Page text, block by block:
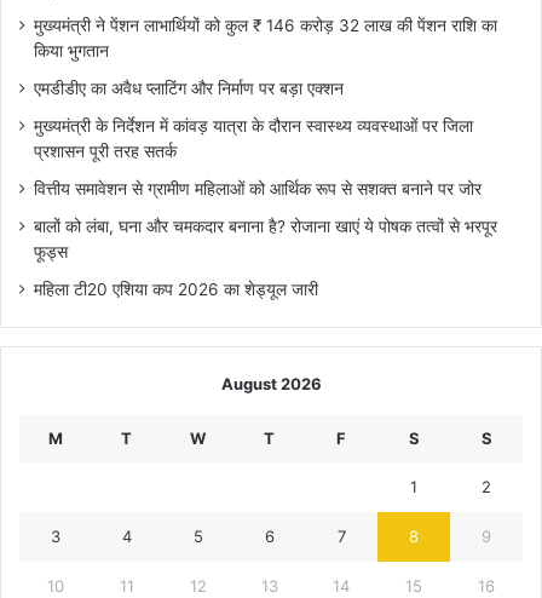
मुख्यमंत्री ने पेंशन लाभार्थियों को कुल ₹ 146 करोड़ 32 लाख की पेंशन राशि का
किया भुगतान
एमडीडीए का अवैध प्लाटिंग और निर्माण पर बड़ा एक्शन
मुख्यमंत्री के निर्देशन में कांवड़ यात्रा के दौरान स्वास्थ्य व्यवस्थाओं पर जिला
प्रशासन पूरी तरह सतर्क
वित्तीय समावेशन से ग्रामीण महिलाओं को आर्थिक रूप से सशक्त बनाने पर जोर
बालों को लंबा, घना और चमकदार बनाना है? रोजाना खाएं ये पोषक तत्वों से भरपूर
फूड्स
महिला टी20 एशिया कप 2026 का शेड्यूल जारी
August 2026
M T W T F S S
1 2
3 4 5 6 7 8 9
10 11 12 13 14 15 16